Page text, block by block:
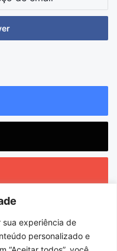
sua experiência de
personalizado e